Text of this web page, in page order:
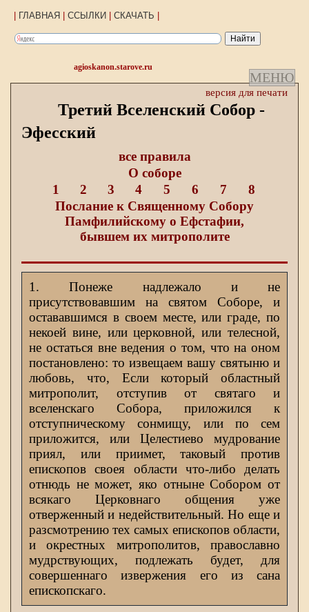
ГЛАВНАЯ ССЫЛКИ СКАЧАТЬ
agioskanon.starove.ru
МЕНЮ
версия для печати
Третий Вселенский Собор -
Эфесский
все правила
О соборе
1
2 3 4 5 6 7
8
Послание к Священному Собору
Памфилийскому о Ефстафии,
бывшем их митрополите
1. Понеже надлежало и не
присутствовавшим на святом Соборе, и
остававшимся в своем месте, или граде, по
некоей вине, или церковной, или телесной,
не остаться вне ведения о том, что на оном
постановлено: то извещаем вашу святыню и
любовь, что, Если который областный
митрополит, отступив от святаго и
вселенскаго Собора, приложился к
отступническому сонмищу, или по сем
приложится, или Целестиево мудрование
приял, или приимет, таковый против
епископов своея области что-либо делать
отнюдь не может, яко отныне Собором от
всякаго Церковнаго общения уже
отверженный и недействительный. Но еще и
разсмотрению тех самых епископов области,
и окрестных митрополитов, православно
мудрствующих, подлежать будет, для
совершеннаго извержения его из сана
епископскаго.